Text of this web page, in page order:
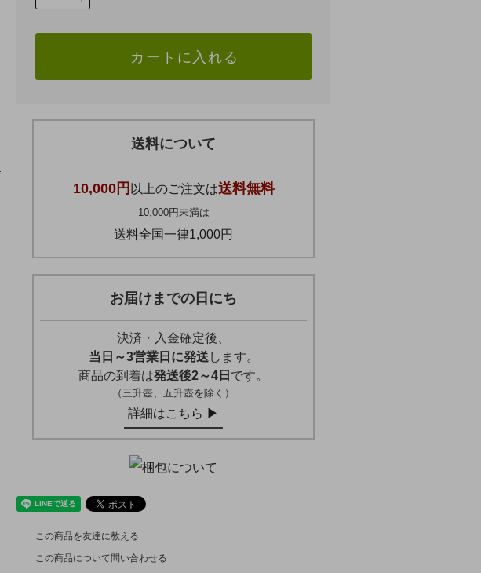
カートに入れる
送料について
10,000円 以上のご注文は送料無料
10,000円未満は
送料全国一律1,000円
お届けまでの日にち
決済・入金確定後、
当日～3営業日に発送 します。
商品の到着は発送後2～4日 です。
（三升壺、五升壺を除く）
詳細はこちら ▶︎
この商品を友達に教える
この商品について問い合わせる